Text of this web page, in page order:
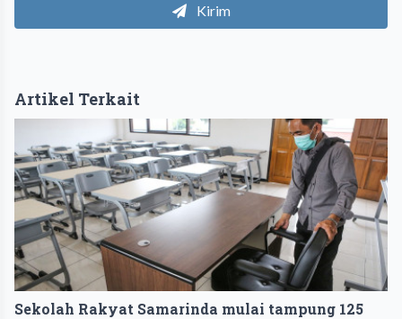
Kirim
Artikel Terkait
Sekolah Rakyat Samarinda mulai tampung 125